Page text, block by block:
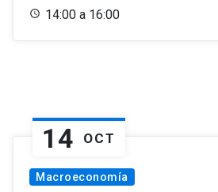
14:00 a 16:00
14 OCT
Macroeconomía